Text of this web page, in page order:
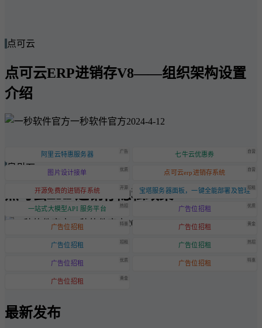
点可云
点可云ERP进销存V8——组织架构设置
介绍
一秒软件官方2024-4-12
点可云
点可云ERP进销存隐私政策
一秒软件官方2024-6-20
阿里云特惠服务器 广告 七牛云优惠券 自营
图片设计接单 优质 点可云erp进销存系统 自营
开源免费的进销存系统 开源 宝塔服务器面板，一键全能部署及管理招租
一站式大模型API 服务平台 热招 广告位招租 优质
广告位招租 特惠 广告位招租 黄金
广告位招租 招租 广告位招租 热招
广告位招租 优质 广告位招租 特惠
广告位招租 黄金
最新发布